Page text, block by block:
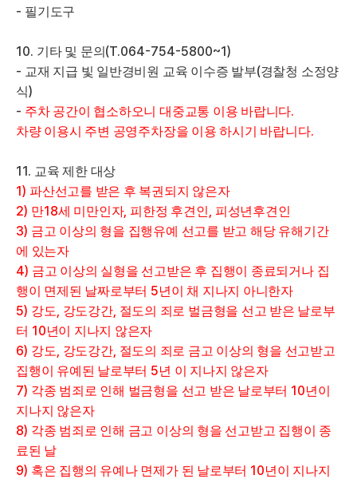
- 필기도구
10. 기타 및 문의 (T.064-754-5800~1)
- 교재 지급 빛 일반경비원 교육 이수증 발부(경찰청 소정양
식)
- 주차 공간이 협소하오니 대중교통 이용 바랍니다.
차량 이용시 주변 공영주차장을 이용 하시기 바랍니다.
11. 교육 제한 대상
1) 파산선고를 받은 후 복권되지 않은자
2) 만18세 미만인자, 피한정 후견인, 피성년후견인
3) 금고 이상의 형을 집행유예 선고를 받고 해당 유해기간
에 있는자
4) 금고 이상의 실형을 선고받은 후 집행이 종료되거나 집
행이 면제된 날짜로부터 5년이 채 지나지 아니한자
5) 강도, 강도강간, 절도의 죄로 벌금형을 선고 받은 날로부
터 10년이 지나지 않은자
6) 강도, 강도강간, 절도의 죄로 금고 이상의 형을 선고받고
집행이 유예된 날로부터 5년 이 지나지 않은자
7) 각종 범죄로 인해 벌금형을 선고 받은 날로부터 10년이
지나지 않은자
8) 각종 범죄로 인해 금고 이상의 형을 선고받고 집행이 종
료된 날
9) 혹은 집행의 유예나 면제가 된 날로부터 10년이 지나지